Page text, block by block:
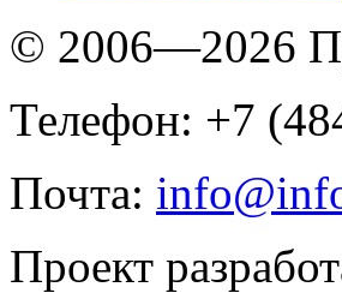
© 2006—2026
Телефон: +7
Почта:
Проект